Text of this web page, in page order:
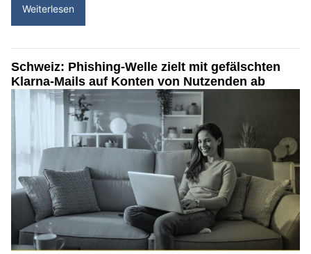
Weiterlesen
Schweiz: Phishing-Welle zielt mit gefälschten
Klarna-Mails auf Konten von Nutzenden ab